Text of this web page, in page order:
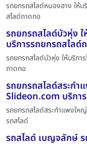
รถยกรถสไลด์หนองฮาง ให้
สไลด์ถาดกอ
รถยกรถสไลด์บัวหุ่ง
บริการรถยกรถสไลด์
รถยกรถสไลด์บัวหุ่ง ให้บริก
ถาดกอ
รถยกรถสไลด์สระกำ
Slideon.com บริกา
รถยกรถสไลด์สระกำแพงให
รถสไลด์
รถสไลด์ เบญจลักษ์